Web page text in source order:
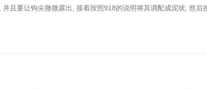
且要让钩尖微微露出, 接着按照918的说明将其调配成泥状, 然后